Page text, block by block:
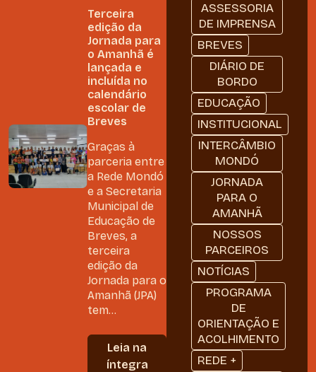
Terceira
edição da
Jornada para
o Amanhã é
lançada e
incluída no
calendário
escolar de
Breves
Graças à
parceria entre
a Rede Mondó
e a Secretaria
Municipal de
Educação de
Breves, a
terceira
edição da
Jornada para o
Amanhã (JPA)
tem...
Leia na
íntegra
ASSESSORIA
DE IMPRENSA
BREVES
DIÁRIO DE
BORDO
EDUCAÇÃO
INSTITUCIONAL
INTERCÂMBIO
MONDÓ
JORNADA
PARA O
AMANHÃ
NOSSOS
PARCEIROS
NOTÍCIAS
PROGRAMA
DE
ORIENTAÇÃO E
ACOLHIMENTO
REDE +